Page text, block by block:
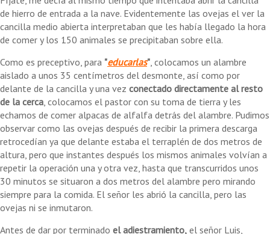
de hierro de entrada a la nave. Evidentemente las ovejas el ver la
cancilla medio abierta interpretaban que les había llegado la hora
de comer y los 150 animales se precipitaban sobre ella.
Como es preceptivo, para "educarlas", colocamos un alambre
aislado a unos 35 centímetros del desmonte, así como por
delante de la cancilla y una vez conectado directamente al resto
de la cerca, colocamos el pastor con su toma de tierra y les
echamos de comer alpacas de alfalfa detrás del alambre. Pudimos
observar como las ovejas después de recibir la primera descarga
retrocedían ya que delante estaba el terraplén de dos metros de
altura, pero que instantes después los mismos animales volvían a
repetir la operación una y otra vez, hasta que transcurridos unos
30 minutos se situaron a dos metros del alambre pero mirando
siempre para la comida. El señor les abrió la cancilla, pero las
ovejas ni se inmutaron.
Antes de dar por terminado el adiestramiento, el señor Luis,